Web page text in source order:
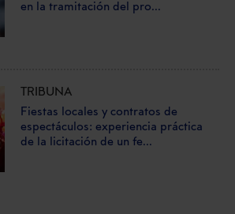
en la tramitación del pro...
TRIBUNA
Fiestas locales y contratos de
espectáculos: experiencia práctica
de la licitación de un fe...